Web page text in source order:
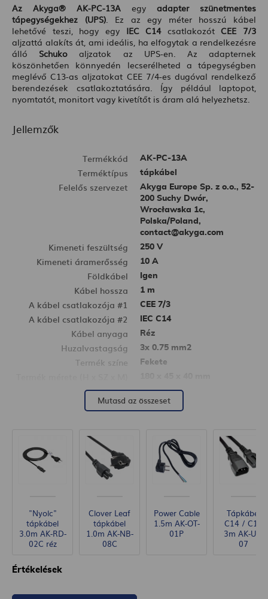
Az Akyga® AK-PC-13A egy adapter szünetmentes
tápegységekhez (UPS). Ez az egy méter hosszú kábel
lehetővé teszi, hogy egy IEC C14csatlakozótCEE 7/3
aljzattá alakíts át, ami ideális, ha elfogytak a rendelkezésre
álló Schuko aljzatok az UPS-en. Az adapternek
köszönhetően könnyedén lecserélheted a tápegységben
meglévő C13-as aljzatokat CEE 7/4-es dugóval rendelkező
berendezések csatlakoztatására. Így például laptopot,
nyomtatót, monitort vagy kivetítőt is áram alá helyezhetsz.
Jellemzők
Termékkód AK-PC-13A
Terméktípus tápkábel
Felelős szervezet
Akyga Europe Sp. z o.o., 52-
200 Suchy Dwór,
Wrocławska 1c,
Polska/Poland,
contact@akyga.com
Kimeneti feszültség 250 V
Kimeneti áramerősség 10 A
Földkábel Igen
Kábel hossza 1 m
A kábel csatlakozója #1 CEE 7/3
A kábel csatlakozója #2 IEC C14
Kábel anyaga Réz
Huzalvastagság 3x 0.75 mm2
Termék színe Fekete
Nettó tömeg 190 g
CE megfelelőség Igen
Mutasd az összeset
"Nyolc"
tápkábel
3.0m AK-RD-
02C réz
Clover Leaf
tápkábel
1.0m AK-NB-
08C
Power Cable
1.5m AK-OT-
01P
Tápkábel
C14 / C15
3m AK-UP-
07
Értékelések